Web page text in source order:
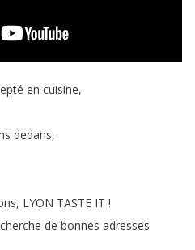
en cuisine,
dedans,
, LYON TASTE IT !
de bonnes adresses